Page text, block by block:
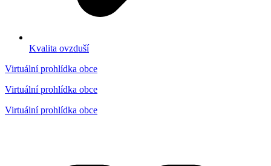
Kvalita ovzduší
Virtuální prohlídka obce
Virtuální prohlídka obce
Virtuální prohlídka obce